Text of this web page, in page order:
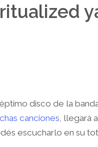
disco de la
canciones, llegará
escucharlo en su